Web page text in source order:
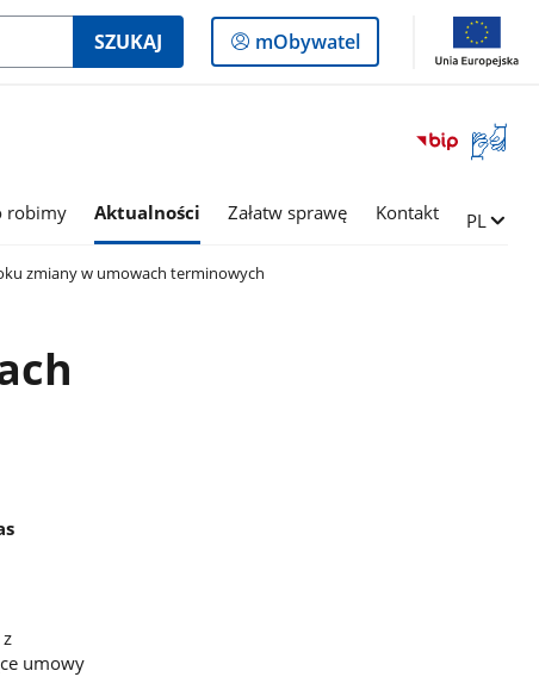
SZUKAJ
Logowanie
do
mObywatel
Otwórz
okno
języka
robimy Aktualności Załatw sprawę Kontakt Zmień
PL
zmiany w umowach terminowych
umowy